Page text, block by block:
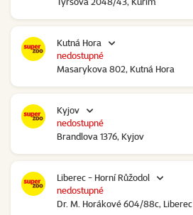
Kutná Hora
Masarykova 802, Kutná Hora
nedostupné
Kyjov
Brandlova 1376, Kyjov
nedostupné
Liberec - Horní Růžodol
Dr. M. Horákové 604/88c, Liberec
nedostupné